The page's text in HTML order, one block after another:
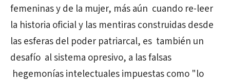
femeninas y de la mujer, más aún cuando re-leer
la historia oficial y las mentiras construidas desde
las esferas del poder patriarcal, es también un
desafío al sistema opresivo, a las falsas
hegemonías intelectuales impuestas como "lo